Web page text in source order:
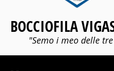
BOCCIOFILA
"Semo i meo delle